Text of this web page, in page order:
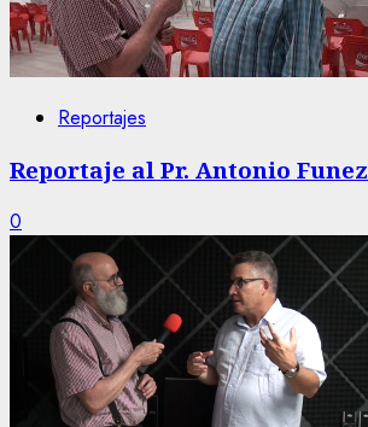
Reportajes
Reportaje al Pr. Antonio Funez
0